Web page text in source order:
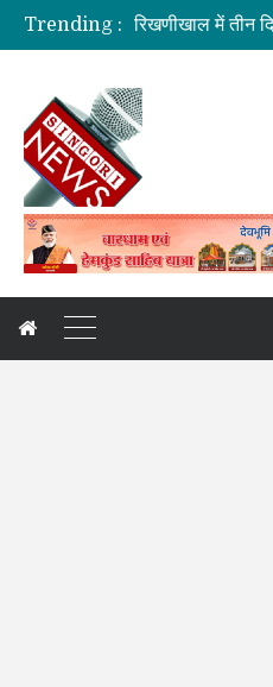
Trending :
रिखणीखाल में तीन
मुख्यमंत्री से